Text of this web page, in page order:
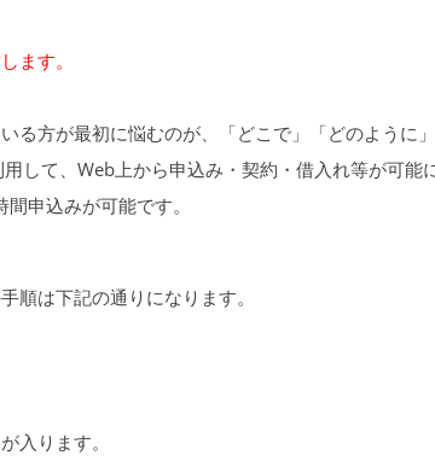
ます。
方が最初に悩むのが、「どこで」「どのように
して、Web上から申込み・契約・借入れ等が可能
申込みが可能です。
順は下記の通りになります。
入ります。